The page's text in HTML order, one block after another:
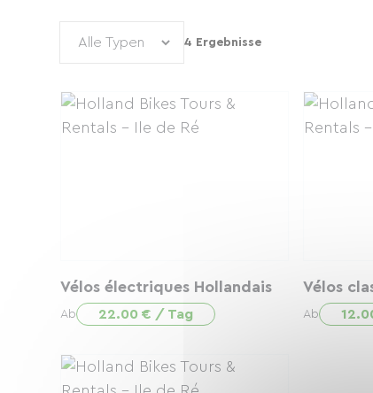
4 Ergebnisse
Vélos électriques Hollandais
Ab 22.00 € / Tag
Vélos
Ab